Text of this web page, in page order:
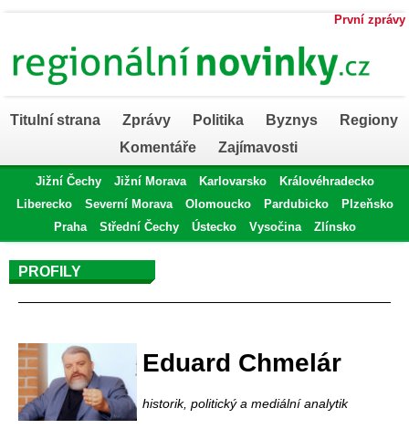
První zprávy
Titulní strana Zprávy Politika Byznys
Regiony
Komentáře
Zajímavosti
Jižní Čechy Jižní Morava Karlovarsko
Královéhradecko
Liberecko
Severní Morava Olomoucko Pardubicko
Plzeňsko
Praha
Střední Čechy Ústecko Vysočina Zlínsko
PROFILY
Eduard Chmelár
historik, politický a mediální analytik